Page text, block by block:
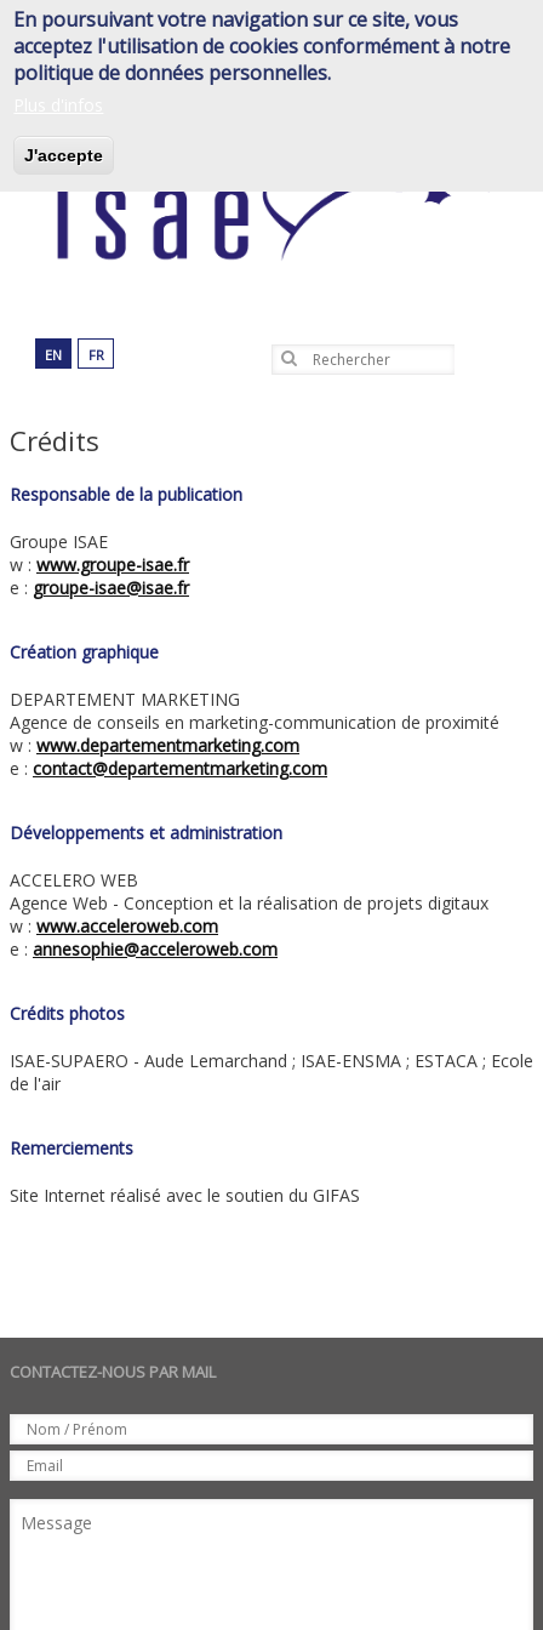
En poursuivant votre navigation sur ce site, vous
acceptez l'utilisation de cookies conformément à notre
politique de données personnelles.
J'accepte
Aller
au
contenu
principal
EN FR Rechercher
Crédits
Responsable de la publication
Groupe ISAE
w : www.groupe-isae.fr
e : groupe-isae@isae.fr
Création graphique
DEPARTEMENT MARKETING
Agence de conseils en marketing-communication de proximité
w : www.departementmarketing.com
e : contact@departementmarketing.com
Développements et administration
ACCELERO WEB
Agence Web - Conception et la réalisation de projets digitaux
w : www.acceleroweb.com
e : annesophie@acceleroweb.com
Crédits photos
ISAE-SUPAERO - Aude Lemarchand ; ISAE-ENSMA ; ESTACA ; Ecole
de l'air
Remerciements
Site Internet réalisé avec le soutien du GIFAS
CONTACTEZ-NOUS PAR MAIL
Nom
Email